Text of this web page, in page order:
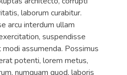
laborum curabitur.
arcu interdum ullam
suspendisse
assumenda. Possimus
potenti, lorem metus,
numquam quod, laboris